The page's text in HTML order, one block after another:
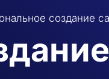
создание